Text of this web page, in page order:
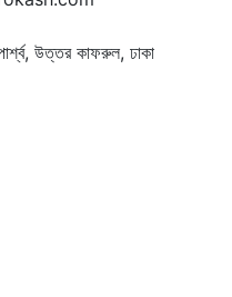
উত্তর কাফরুল, ঢাকা